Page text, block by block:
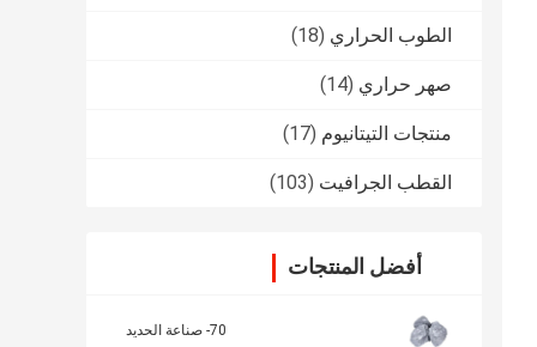
الطوب الحراري (18)
صهر حراري (14)
منتجات التيتانيوم (17)
القطب الجرافيت (103)
أفضل المنتجات
70- صناعة الحديد